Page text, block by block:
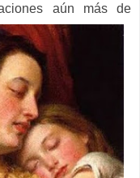
aún más de